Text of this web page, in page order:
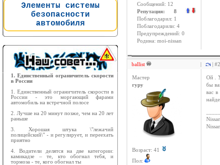
Элементы системы
безопасности
автомобиля
1. Единственный ограничитель скорости
в России
1. Единственный ограничитель скорости в
России - это моргающий фарами
автомобиль на встречной полосе
2. Лучше на 20 минут позже, чем на 20 лет
раньше
3. Хорошая штука \"лежачий
полицейский\" - и регулирует, и переехать
приятно
4. Водители делятся на две категории:
камикадзе – те, кто обогнал тебя, и
тормоза - те, кого обогнал ты
Сообщений: 12
Репутация: 8
Поблагодарил: 1
Поблагодарили: 4
Предупреждений: 0
Родина: moi-nissan
ballist | |
Мастер
гуру
Возраст: 41
Пол:
Ой . У
бы
вас